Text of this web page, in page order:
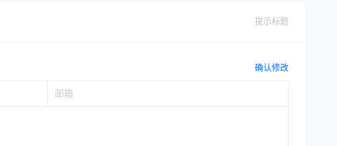
提示标题
确认修改